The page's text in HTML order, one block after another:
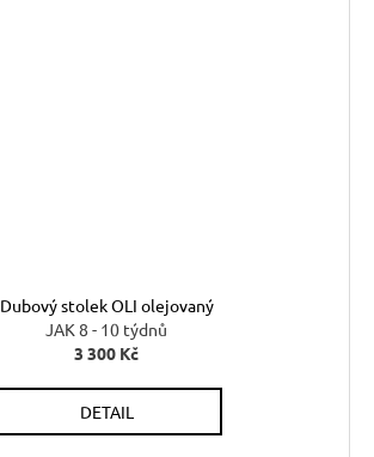
Dubový stolek OLI olejovaný
JAK 8 - 10 týdnů
3 300 Kč
DETAIL